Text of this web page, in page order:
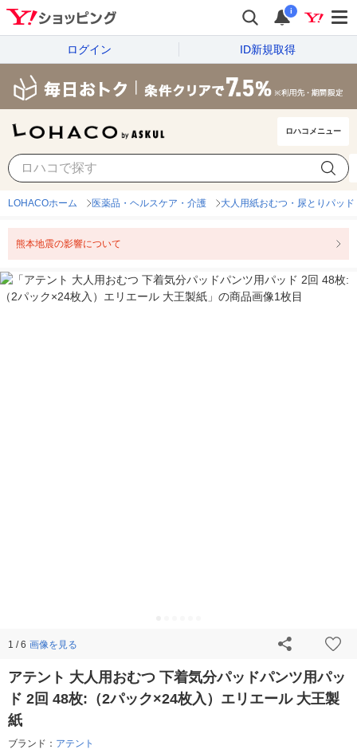
i
ログイン ID新規取得
ロハコメニュー
LOHACOホーム 医薬品・ヘルスケア・介護 大人用紙おむつ・尿とりパッド
熊本地震の影響について
1 / 6 画像を見る
アテント 大人用おむつ 下着気分パッドパンツ用パッ
ド 2回 48枚:（2パック×24枚入）エリエール 大王製
紙
ブランド： アテント